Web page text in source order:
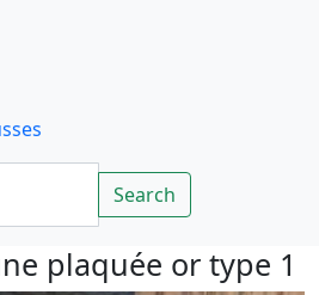
Rechercher
Search
plaquée or type 1